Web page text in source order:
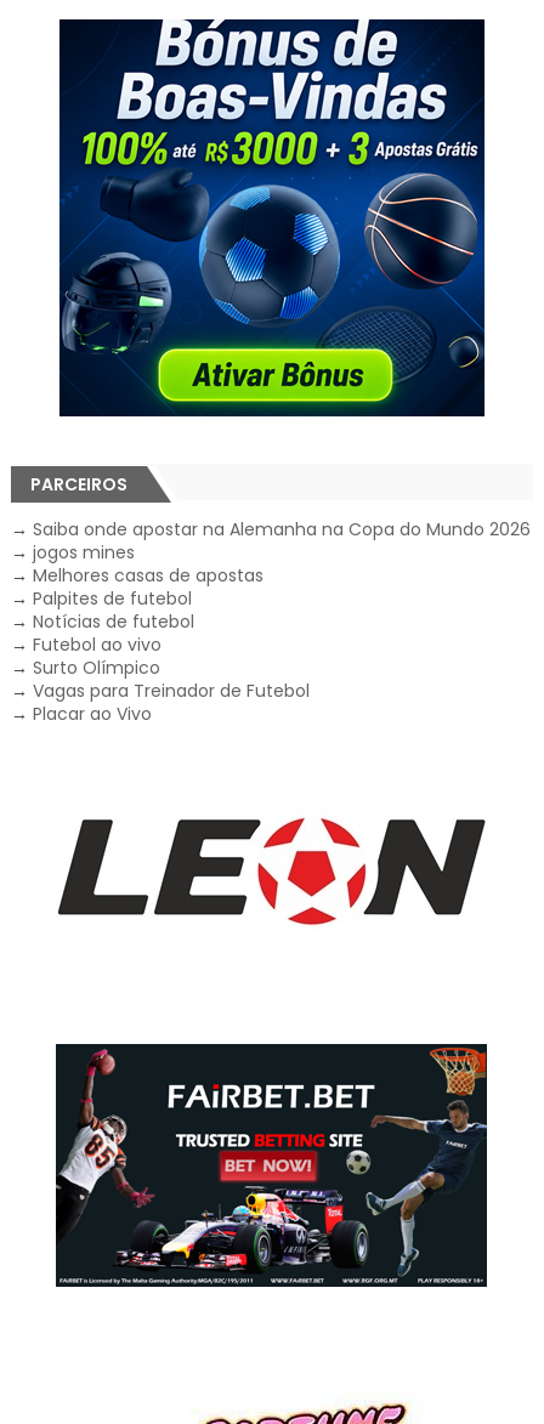
PARCEIROS
→ Saiba onde apostar na Alemanha na Copa do Mundo 2026
→ jogos mines
→ Melhores casas de apostas
→ Palpites de futebol
→ Notícias de futebol
→ Futebol ao vivo
→ Surto Olímpico
→ Vagas para Treinador de Futebol
→ Placar ao Vivo